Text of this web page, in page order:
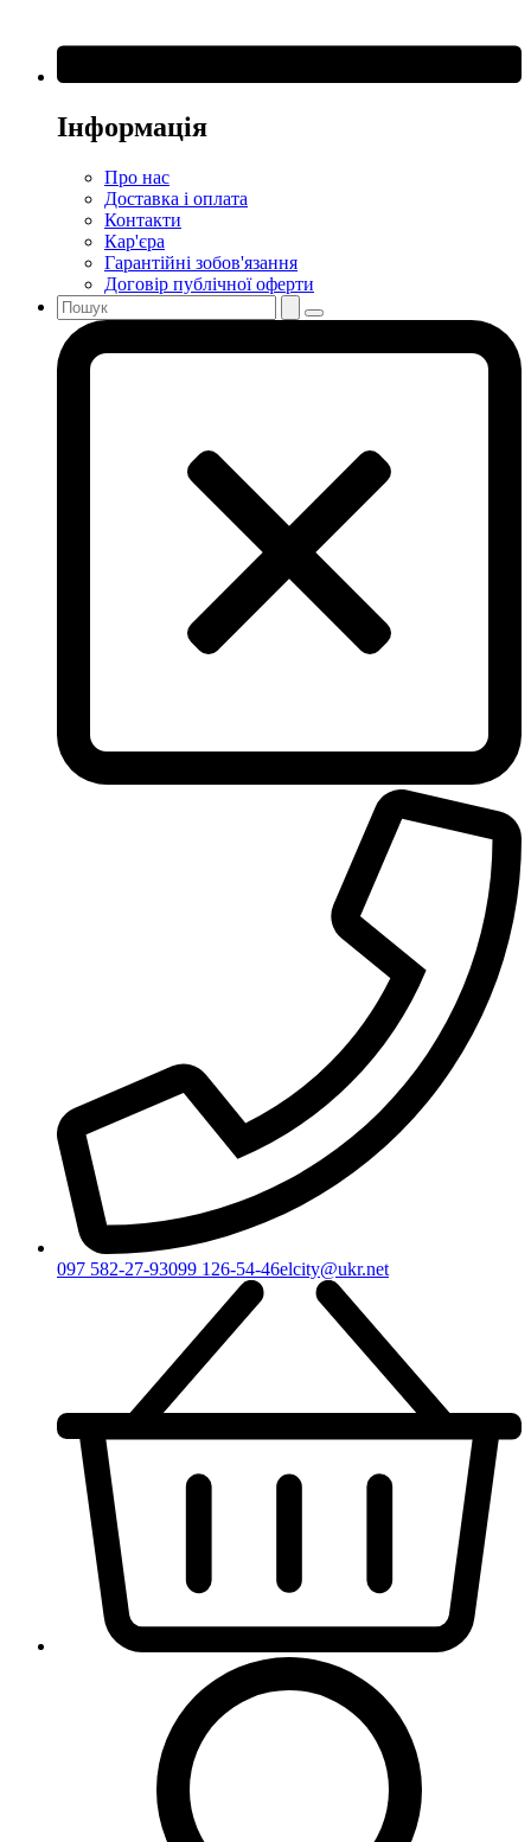
Інформація
Про нас
Доставка і оплата
Контакти
Кар'єра
Гарантійні зобов'язання
Договір публічної оферти
097 582-27-93099 126-54-46elcity@ukr.net